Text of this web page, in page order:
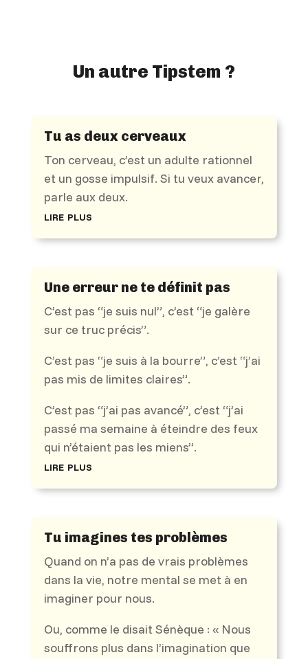
Un autre Tipstem ?
Tu as deux cerveaux
Ton cerveau, c’est un adulte rationnel
et un gosse impulsif. Si tu veux avancer,
parle aux deux.
lire plus
Une erreur ne te définit pas
C’est pas “je suis nul”, c’est “je galère
sur ce truc précis”.
C’est pas “je suis à la bourre”, c’est “j’ai
pas mis de limites claires”.
C’est pas “j’ai pas avancé”, c’est “j’ai
passé ma semaine à éteindre des feux
qui n’étaient pas les miens”.
lire plus
Tu imagines tes problèmes
Quand on n’a pas de vrais problèmes
dans la vie, notre mental se met à en
imaginer pour nous.
Ou, comme le disait Sénèque : « Nous
souffrons plus dans l’imagination que